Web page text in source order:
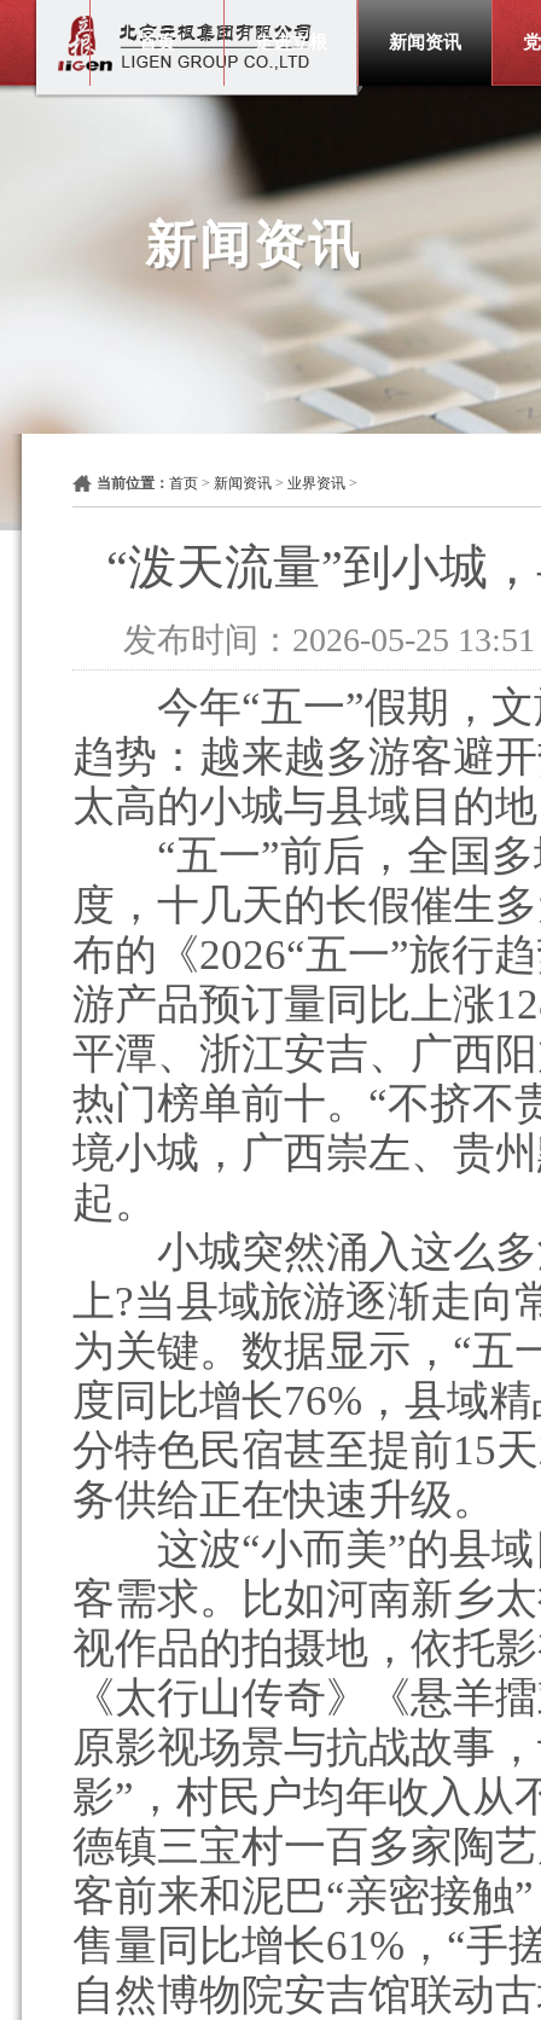
首页 走进立根 新闻资讯
新闻资讯
当前位置： 首页 > 新闻资讯 > 业界资讯 >
“泼天流量”到小城
发布时间：2026-05-25 13:51
今年“五一”假期，文
趋势：越来越多游客避
太高的小城与县域目的
“五一”前后，全国多
度，十几天的长假催生
布的《2026“五一”旅行
游产品预订量同比上涨
平潭、浙江安吉、广西
热门榜单前十。“不挤不
境小城，广西崇左、贵
起。
小城突然涌入这么多
上?当县域旅游逐渐走向
为关键。数据显示，“五
度同比增长76%，县域
分特色民宿甚至提前15
务供给正在快速升级。
这波“小而美”的县域
客需求。比如河南新乡
视作品的拍摄地，依托
《太行山传奇》《悬羊
原影视场景与抗战故事
影”，村民户均年收入从
德镇三宝村一百多家陶
客前来和泥巴“亲密接触
售量同比增长61%，“手
自然博物院安吉馆联动